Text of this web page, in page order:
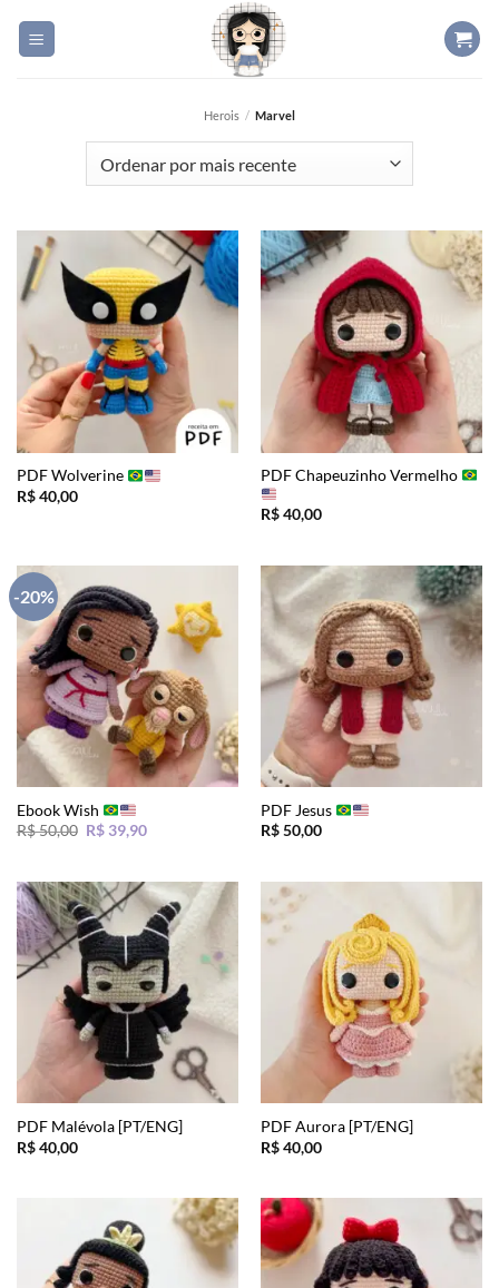
Herois / Marvel
PDF Wolverine
R$40,00
PDF Chapeuzinho Vermelho
R$40,00
-20%
Ebook Wish
R$50,00 O
R$ 50,00.
R$39,90O
R$ 39,90.
PDF Jesus
R$50,00
PDF Malévola [PT/ENG]
R$40,00
PDF Aurora [PT/ENG]
R$40,00